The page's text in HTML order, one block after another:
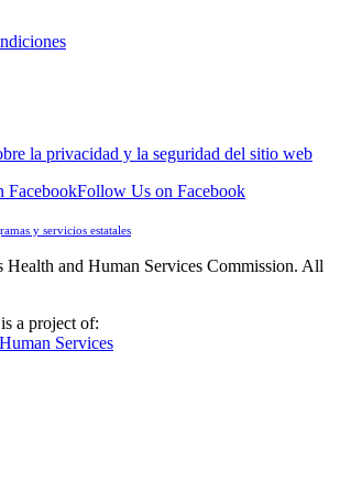
la privacidad y la seguridad del sitio web
FacebookFollow Us on Facebook
y servicios estatales
and Human Services Commission. All
a project of: